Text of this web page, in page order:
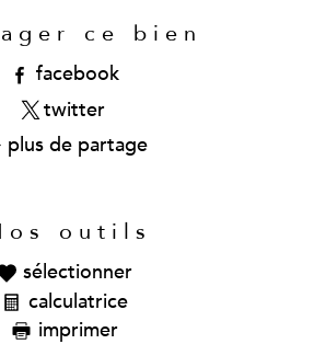
ce bien
facebook
twitter
plus de partage
outils
sélectionner
calculatrice
imprimer